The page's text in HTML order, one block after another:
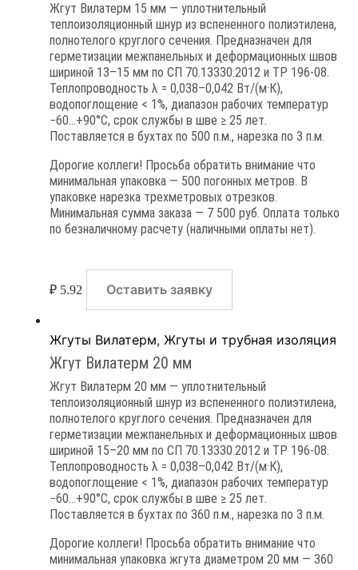
Жгут Вилатерм 15 мм — уплотнительный
теплоизоляционный шнур из вспененного полиэтилена,
полнотелого круглого сечения. Предназначен для
герметизации межпанельных и деформационных швов
шириной 13–15 мм по СП 70.13330.2012 и ТР 196-08.
Теплопроводность λ = 0,038–0,042 Вт/(м·К),
водопоглощение < 1%, диапазон рабочих температур
−60…+90°C, срок службы в шве ≥ 25 лет.
Поставляется в бухтах по 500 п.м., нарезка по 3 п.м.
Дорогие коллеги! Просьба обратить внимание что
минимальная упаковка — 500 погонных метров. В
упаковке нарезка трехметровых отрезков.
Минимальная сумма заказа — 7 500 руб. Оплата только
по безналичному расчету (наличными оплаты нет).
₽ 5.92 Оставить заявку
Жгуты Вилатерм,Жгуты и трубная изоляция
Жгут Вилатерм 20 мм
Жгут Вилатерм 20 мм — уплотнительный
теплоизоляционный шнур из вспененного полиэтилена,
полнотелого круглого сечения. Предназначен для
герметизации межпанельных и деформационных швов
шириной 15–20 мм по СП 70.13330.2012 и ТР 196-08.
Теплопроводность λ = 0,038–0,042 Вт/(м·К),
водопоглощение < 1%, диапазон рабочих температур
−60…+90°C, срок службы в шве ≥ 25 лет.
Поставляется в бухтах по 360 п.м., нарезка по 3 п.м.
Дорогие коллеги! Просьба обратить внимание что
минимальная упаковка жгута диаметром 20 мм — 360